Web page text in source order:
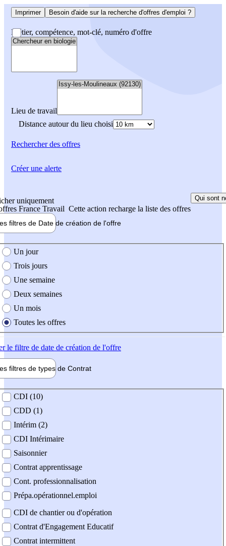
Imprimer Besoin d'aide sur la recherche d'offres d'emploi ?
Métier, compétence, mot-clé, numéro d'offre
Lieu de travail
Distance autour du lieu choisi
Rechercherdes offres
uniquement
France Travail Cette action recharge la liste des offres
Qui sont
filtres de Date de création de l'offre
création de l'offre
Un jour
Trois jours
Une semaine
Deux semaines
Un mois
Toutes les offres
le filtre de date de création de l'offre
filtres de types de Contrat
contrat
CDI (10)
CDD (1)
Intérim (2)
CDI Intérimaire
Saisonnier
Contrat apprentissage
Cont. professionnalisation
Prépa.opérationnel.emploi
CDI de chantier ou d'opération
Contrat d'Engagement Educatif
Contrat intermittent
Créer une alerte